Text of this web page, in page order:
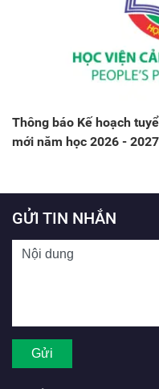
Thông báo Kế hoạch
mới năm học 2026 - 2027
GỬI TIN NHẮN